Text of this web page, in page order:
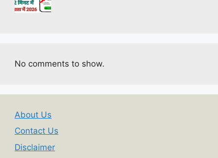
No comments to show.
About Us
Contact Us
Disclaimer